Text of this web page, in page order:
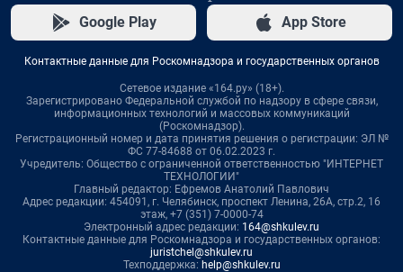
Google Play App Store
Контактные данные для Роскомнадзора и государственных органов
Сетевое издание «164.ру» (18+).
Зарегистрировано Федеральной службой по надзору в сфере связи,
информационных технологий и массовых коммуникаций
(Роскомнадзор).
Регистрационный номер и дата принятия решения о регистрации: ЭЛ №
ФС 77-84688 от 06.02.2023 г.
Учредитель: Общество с ограниченной ответственностью "ИНТЕРНЕТ
ТЕХНОЛОГИИ"
Главный редактор: Ефремов Анатолий Павлович
Адрес редакции: 454091, г. Челябинск, проспект Ленина, 26А, стр.2, 16
этаж, +7 (351) 7-0000-74
Электронный адрес редакции: 164@shkulev.ru
Контактные данные для Роскомнадзора и государственных органов:
juristchel@shkulev.ru
Техподдержка: help@shkulev.ru